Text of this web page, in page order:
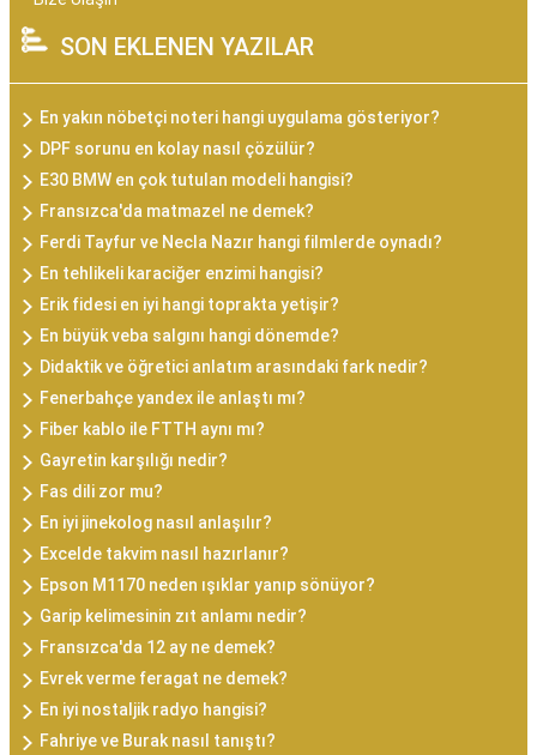
SON EKLENEN YAZILAR
En yakın nöbetçi noteri hangi uygulama gösteriyor?
DPF sorunu en kolay nasıl çözülür?
E30 BMW en çok tutulan modeli hangisi?
Fransızca'da matmazel ne demek?
Ferdi Tayfur ve Necla Nazır hangi filmlerde oynadı?
En tehlikeli karaciğer enzimi hangisi?
Erik fidesi en iyi hangi toprakta yetişir?
En büyük veba salgını hangi dönemde?
Didaktik ve öğretici anlatım arasındaki fark nedir?
Fenerbahçe yandex ile anlaştı mı?
Fiber kablo ile FTTH aynı mı?
Gayretin karşılığı nedir?
Fas dili zor mu?
En iyi jinekolog nasıl anlaşılır?
Excelde takvim nasıl hazırlanır?
Epson M1170 neden ışıklar yanıp sönüyor?
Garip kelimesinin zıt anlamı nedir?
Fransızca'da 12 ay ne demek?
Evrek verme feragat ne demek?
En iyi nostaljik radyo hangisi?
Fahriye ve Burak nasıl tanıştı?